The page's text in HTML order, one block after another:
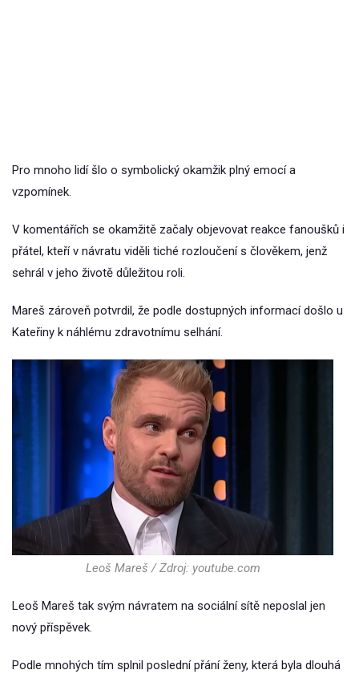
Pro mnoho lidí šlo o symbolický okamžik plný emocí a
vzpomínek.
V komentářích se okamžitě začaly objevovat reakce fanoušků i
přátel, kteří v návratu viděli tiché rozloučení s člověkem, jenž
sehrál v jeho životě důležitou roli.
Mareš zároveň potvrdil, že podle dostupných informací došlo u
Kateřiny k náhlému zdravotnímu selhání.
Leoš Mareš / Zdroj: youtube.com
Leoš Mareš tak svým návratem na sociální sítě neposlal jen
nový příspěvek.
Podle mnohých tím splnil poslední přání ženy, která byla dlouhá